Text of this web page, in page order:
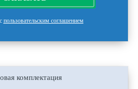
пользовательским соглашением
комплектация